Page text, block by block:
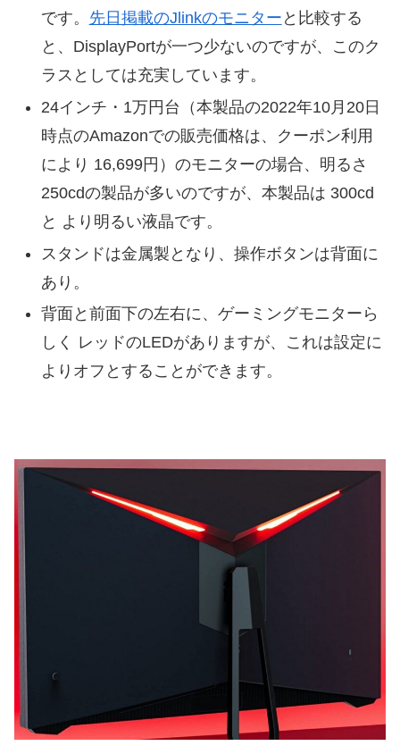
です。 先日掲載のJlinkのモニター と比較する
と、DisplayPortが一つ少ないのですが、このク
ラスとしては充実しています。
24インチ・1万円台（本製品の2022年10月20日
時点のAmazonでの販売価格は、クーポン利用
により 16,699円）のモニターの場合、明るさ
250cdの製品が多いのですが、本製品は 300cd
と より明るい液晶です。
スタンドは金属製となり、操作ボタンは背面に
あり。
背面と前面下の左右に、ゲーミングモニターら
しく レッドのLEDがありますが、これは設定に
よりオフとすることができます。